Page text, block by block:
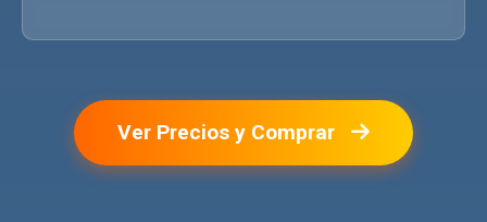
Ver Precios y Comprar